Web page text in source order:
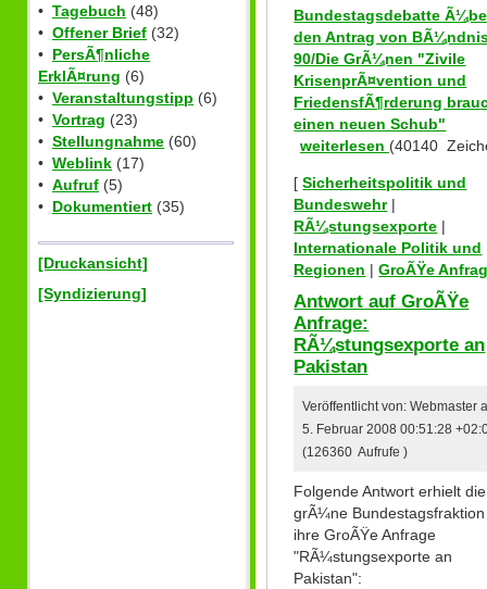
• Tagebuch (48)
• Offener Brief (32)
• PersÃ¶nliche
ErklÃ¤rung (6)
• Veranstaltungstipp (6)
• Vortrag (23)
• Stellungnahme (60)
• Weblink (17)
• Aufruf (5)
• Dokumentiert (35)
[Druckansicht]
[Syndizierung]
Bundestagsdebatte
den Antrag von
90/Die GrÃ¼nen "Zivile
KrisenprÃ¤vention und
FriedensfÃ¶rderung
einen neuen Schub"
weiterlesen (40140
[Sicherheitspolitik und
Bundeswehr|
RÃ¼stungsexporte |
Internationale Politik und
Regionen |GroÃŸe
Antwort auf GroÃŸe
Anfrage:
RÃ¼stungsexporte an
Pakistan
Veröffentlicht von: Webmaster
5. Februar 2008 00:51:28
(126360 Aufrufe )
Folgende Antwort erhielt die
grÃ¼ne
ihre GroÃŸe Anfrage
"RÃ¼stungsexporte an
Pakistan":